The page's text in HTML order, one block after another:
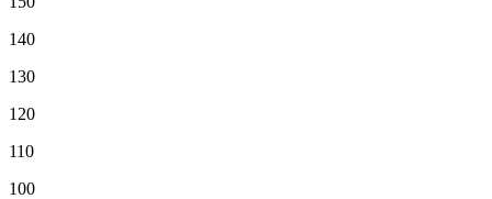
140
130
120
110
100